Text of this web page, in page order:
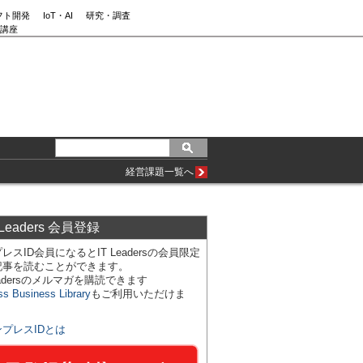
ト開発 IoT・AI
研究・調査
座
経営課題一覧へ
会員登録
スID会員になるとIT Leadersの会員限定
を読むことができます。
のメルマガを購読できます
Business Libraryもご利用いただけま
プレスIDとは